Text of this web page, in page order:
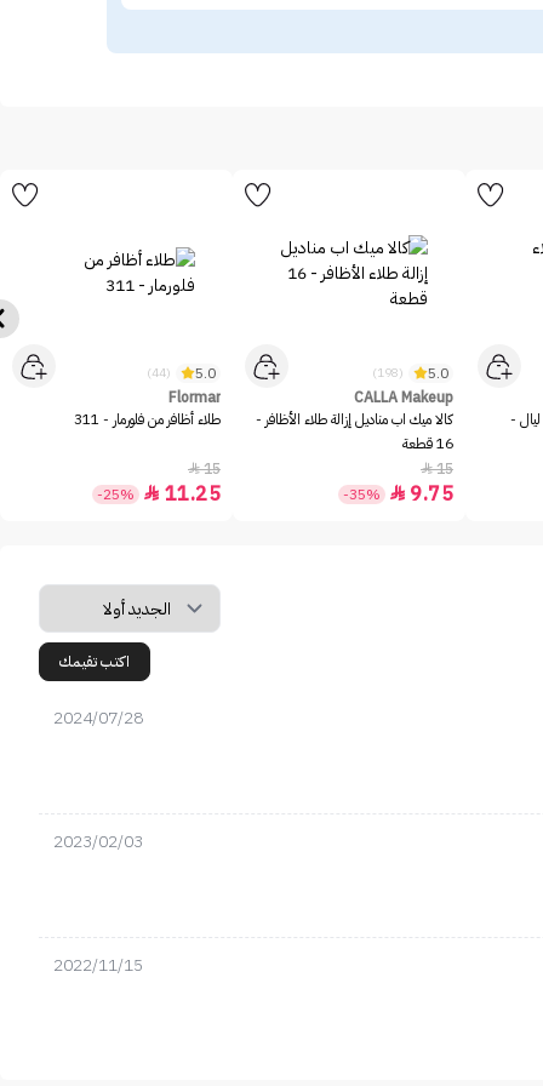
ليال -
5.0
(198)
CALLA Makeup
كالا ميك اب مناديل إزالة طلاء الأظافر -
16 قطعة
15

9.75

-35%
5.0
(44)
Flormar
طلاء أظافر من فلورمار - 311
15

11.25

-25%
اكتب تقيمك
2024/07/28
2023/02/03
2022/11/15